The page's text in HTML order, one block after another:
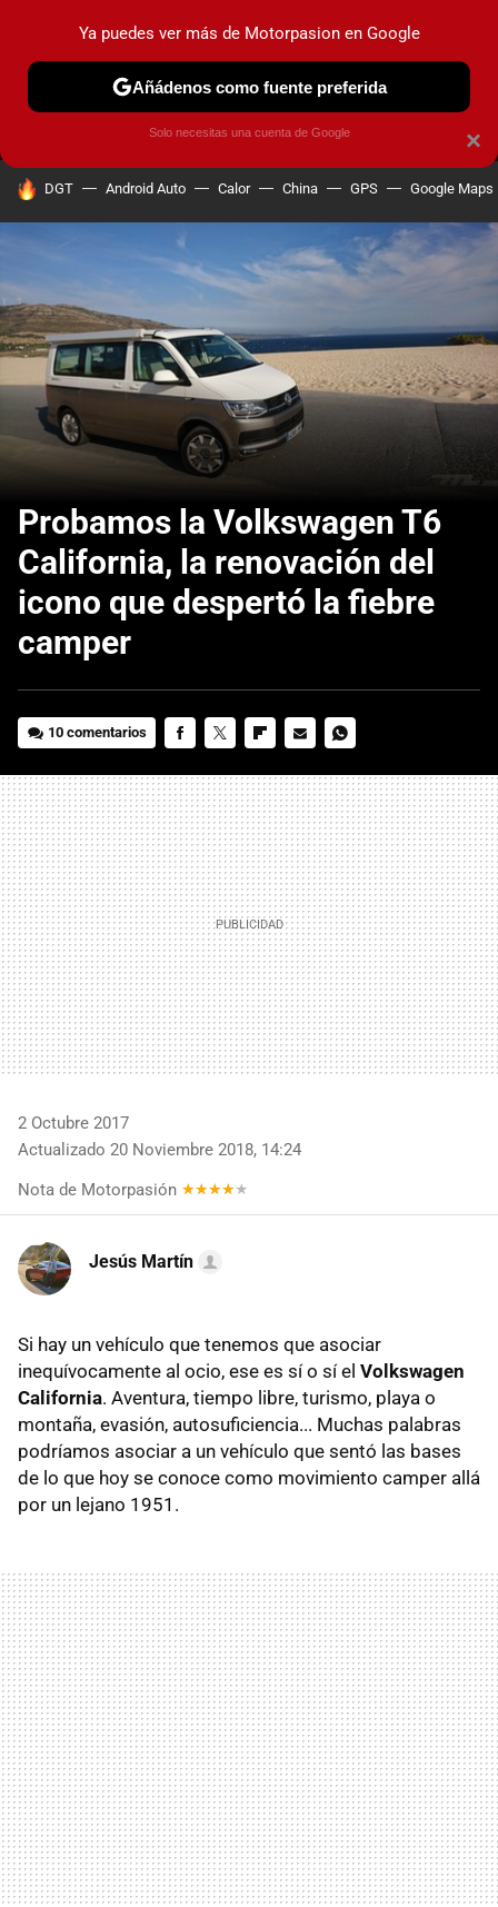
MENÚ NUEVO
COCHES ELÉCTRICOS OBSERVATORIO
HOY SE HABLA DE
DGT Android Auto Calor China GPS Google Maps
Probamos la Volkswagen T6
California, la renovación del
icono que despertó la fiebre
camper
10 comentarios
MAIL
2 Octubre 2017
Actualizado 20 Noviembre 2018, 14:24
Nota de Motorpasión
Jesús Martín
Si hay un vehículo que tenemos que asociar
inequívocamente al ocio, ese es sí o sí el Volkswagen
California. Aventura, tiempo libre, turismo, playa o
montaña, evasión, autosuficiencia... Muchas palabras
podríamos asociar a un vehículo que sentó las bases
de lo que hoy se conoce como movimiento camper allá
por un lejano 1951.
×
Ya puedes ver más de Motorpasion en Google
Añádenos como fuente preferida
Solo necesitas una cuenta de Google